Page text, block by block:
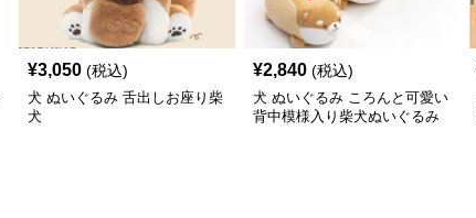
¥3,050 (税込)
犬 ぬいぐるみ 舌出しお座り柴
犬
¥2,840 (税込)
犬 ぬいぐるみ ころんと可愛い
背中模様入り柴犬ぬいぐるみ